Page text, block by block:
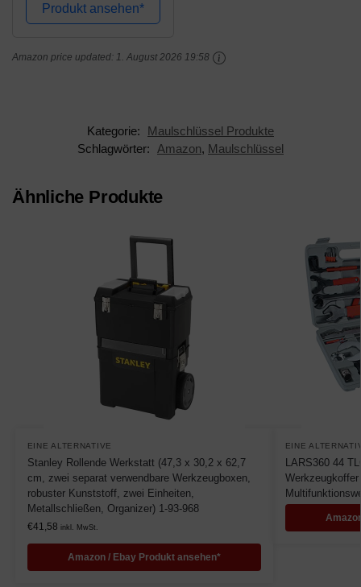
Nüssen, Knarren und
Bits
Produkt ansehen*
Amazon price updated: 1. August 2026 19:58
Kategorie:
Maulschlüssel Produkte
Schlagwörter:
Amazon, Maulschlüssel
Ähnliche Produkte
EINE ALTERNATIVE
Stanley Rollende Werkstatt (47,3 x 30,2 x 62,7
cm, zwei separat verwendbare Werkzeugboxen,
robuster Kunststoff, zwei Einheiten,
Metallschließen, Organizer) 1-93-968
€41,58 inkl. MwSt.
Amazon / Ebay Produkt ansehen*
EINE
LARS360 44